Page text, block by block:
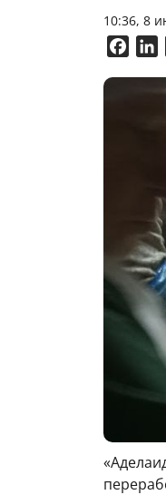
10:36, 8